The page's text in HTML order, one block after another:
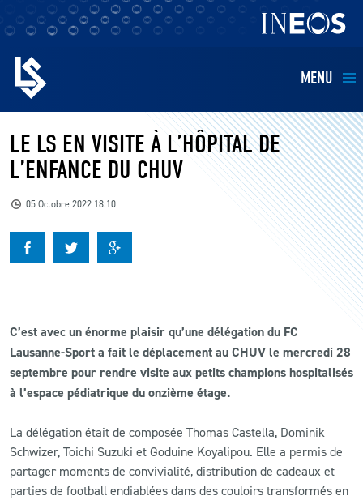
MENU
EQUIPES
BILLETTERIE
KIDS
RESTAURATION
CLUB
CONTACT
ACTUALITÉS
LE LS EN VISITE À L’HÔPITAL DE
L’ENFANCE DU CHUV
05 Octobre 2022 18:10
C’est avec un énorme plaisir qu’une délégation du FC
Lausanne-Sport a fait le déplacement au CHUV le mercredi 28
septembre pour rendre visite aux petits champions hospitalisés
à l’espace pédiatrique du onzième étage.
La délégation était de composée Thomas Castella, Dominik
Schwizer, Toichi Suzuki et Goduine Koyalipou. Elle a permis de
partager moments de convivialité, distribution de cadeaux et
parties de football endiablées dans des couloirs transformés en